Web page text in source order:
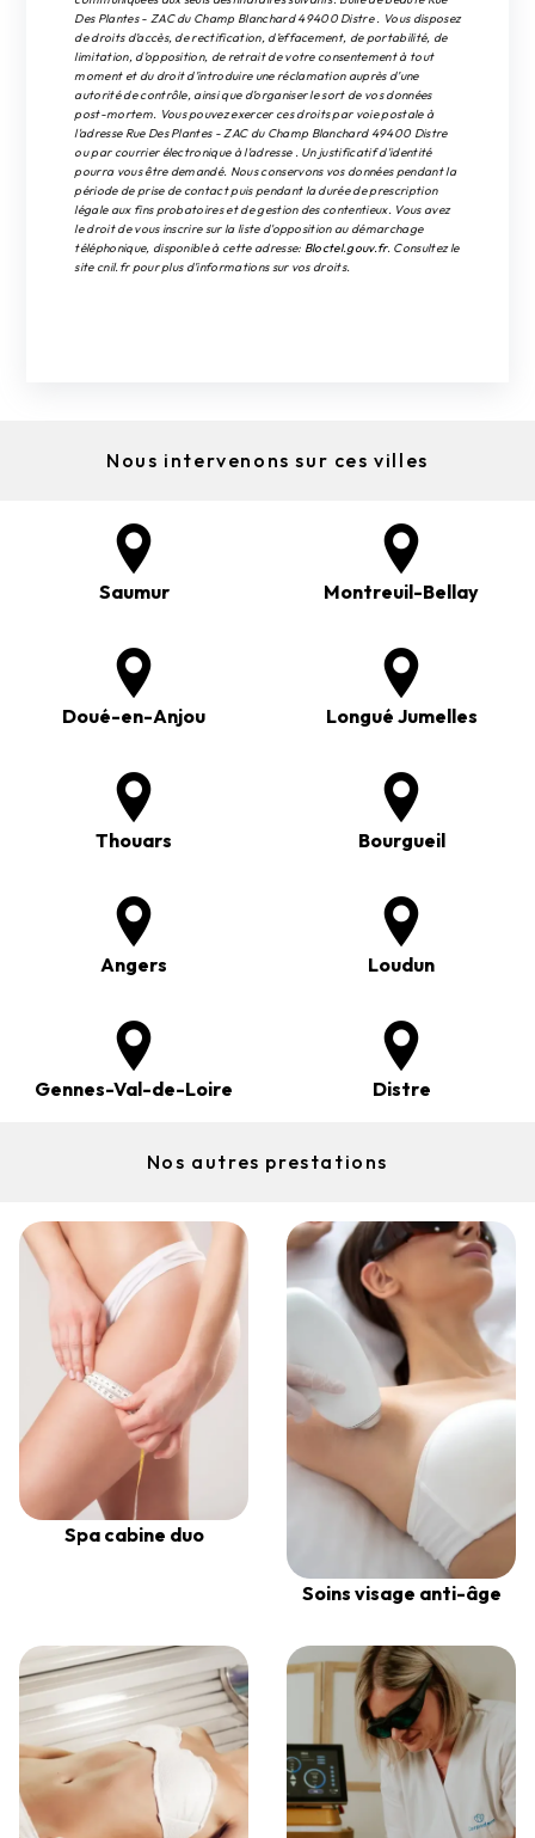
Des Plantes - ZAC du Champ Blanchard 49400 Distre . Vous disposez
de droits d’accès, de rectification, d’effacement, de portabilité, de
limitation, d’opposition, de retrait de votre consentement à tout
moment et du droit d’introduire une réclamation auprès d’une
autorité de contrôle, ainsi que d’organiser le sort de vos données
post-mortem. Vous pouvez exercer ces droits par voie postale à
l'adresse Rue Des Plantes - ZAC du Champ Blanchard 49400 Distre
ou par courrier électronique à l'adresse . Un justificatif d'identité
pourra vous être demandé. Nous conservons vos données pendant la
période de prise de contact puis pendant la durée de prescription
légale aux fins probatoires et de gestion des contentieux. Vous avez
le droit de vous inscrire sur la liste d'opposition au démarchage
téléphonique, disponible à cette adresse: Bloctel.gouv.fr. Consultez le
site cnil.fr pour plus d’informations sur vos droits.
Nous intervenons sur ces villes
Saumur Montreuil-Bellay
Doué-en-Anjou Longué Jumelles
Thouars Bourgueil
Angers Loudun
Gennes-Val-de-Loire Distre
Nos autres prestations
Spa cabine duo
Soins visage anti-âge